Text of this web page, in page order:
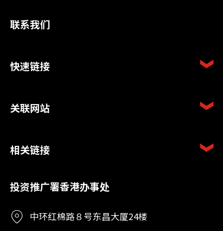
联系我们
快速链接
关联网站
相关链接
投资推广署香港办事处
中环红棉路８号东昌大厦24楼